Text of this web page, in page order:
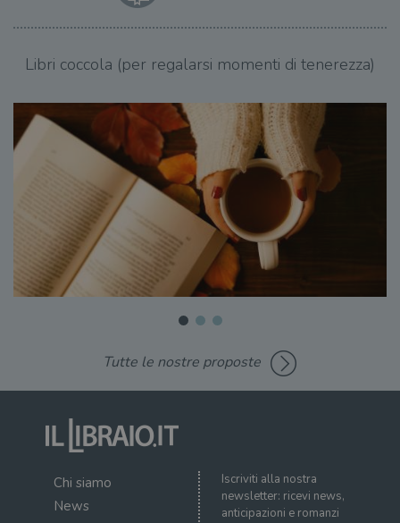
Libri coccola (per regalarsi momenti di tenerezza)
Tutte le nostre proposte
Chi siamo
News
Iscriviti alla nostra
newsletter: ricevi news,
anticipazioni e romanzi